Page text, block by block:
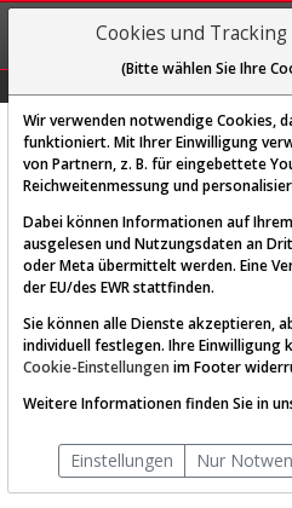
Diese
AKTIEN-
Die
TraderFox
Cookies und
(Bitte wählen Sie Ihre
Wir verwenden notwendige Cookies,
funktioniert. Mit Ihrer Einwilligung
von Partnern, z. B. für eingebettete
Reichweitenmessung und
Dabei können Informationen auf
ausgelesen und Nutzungsdaten an
oder Meta übermittelt werden. Eine
der EU/des EWR stattfinden.
Sie können alle Dienste akzeptieren,
individuell festlegen. Ihre Einwilligung
Cookie-Einstellungen im Footer
Weitere Informationen finden Sie in
Einstellungen Nur